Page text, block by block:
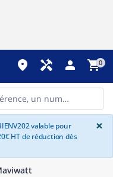
place handyman person shopping_cart0
valable pour
HT de réduction dès
×